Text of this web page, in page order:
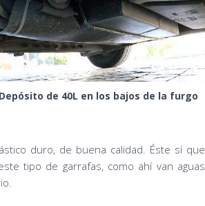
Depósito de 40L en los bajos de la furgo
duro, de buena calidad. Éste sí que
tipo de garrafas, como ahí van aguas